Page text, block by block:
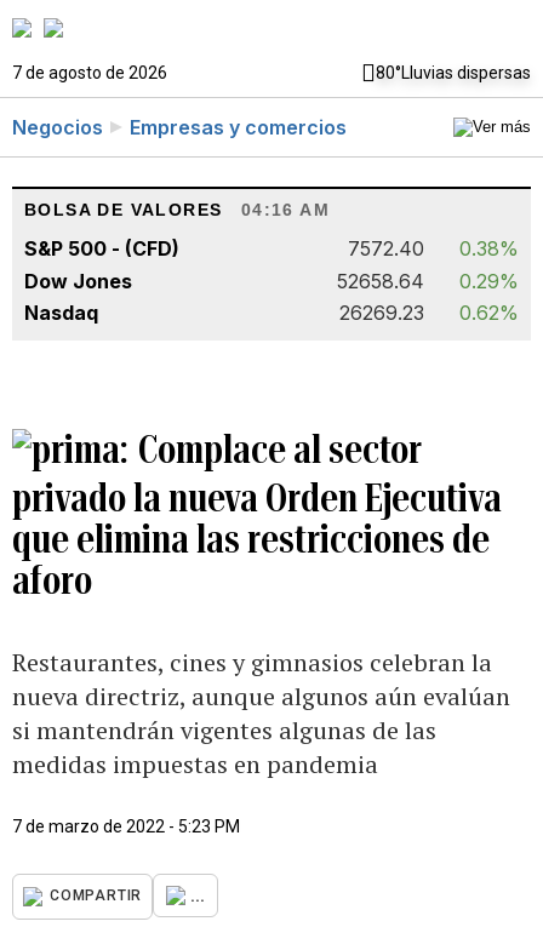
7 de agosto de 2026 80°Lluvias dispersas
Negocios Empresas y comercios
BOLSA DE VALORES 04:16 AM
S&P 500 - (CFD) 7572.40
0.38%
Dow Jones
52658.64
0.29%
Nasdaq
26269.23 0.62%
Complace al sector
privado la nueva Orden Ejecutiva
que elimina las restricciones de
aforo
Restaurantes, cines y gimnasios celebran la
nueva directriz, aunque algunos aún evalúan
si mantendrán vigentes algunas de las
medidas impuestas en pandemia
7 de marzo de 2022 - 5:23 PM
COMPARTIR ...